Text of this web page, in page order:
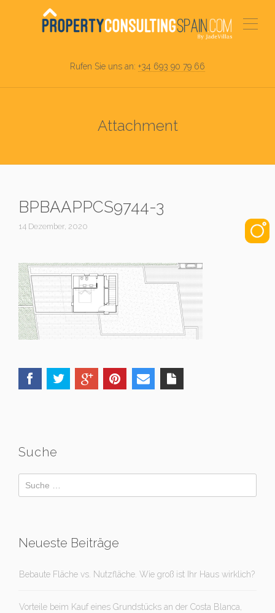
Rufen Sie uns an: +34 693 90 79 66
Attachment
BPBAAPPCS9744-3
14 Dezember, 2020
Suche
Neueste Beiträge
Bebaute Fläche vs. Nutzfläche. Wie groß ist Ihr Haus wirklich?
Vorteile beim Kauf eines Grundstücks an der Costa Blanca,